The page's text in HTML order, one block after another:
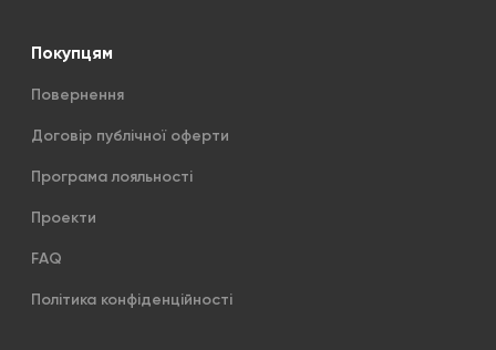
Покупцям
Повернення
Договір публічної оферти
Програма лояльності
Проекти
FAQ
Політика конфіденційності